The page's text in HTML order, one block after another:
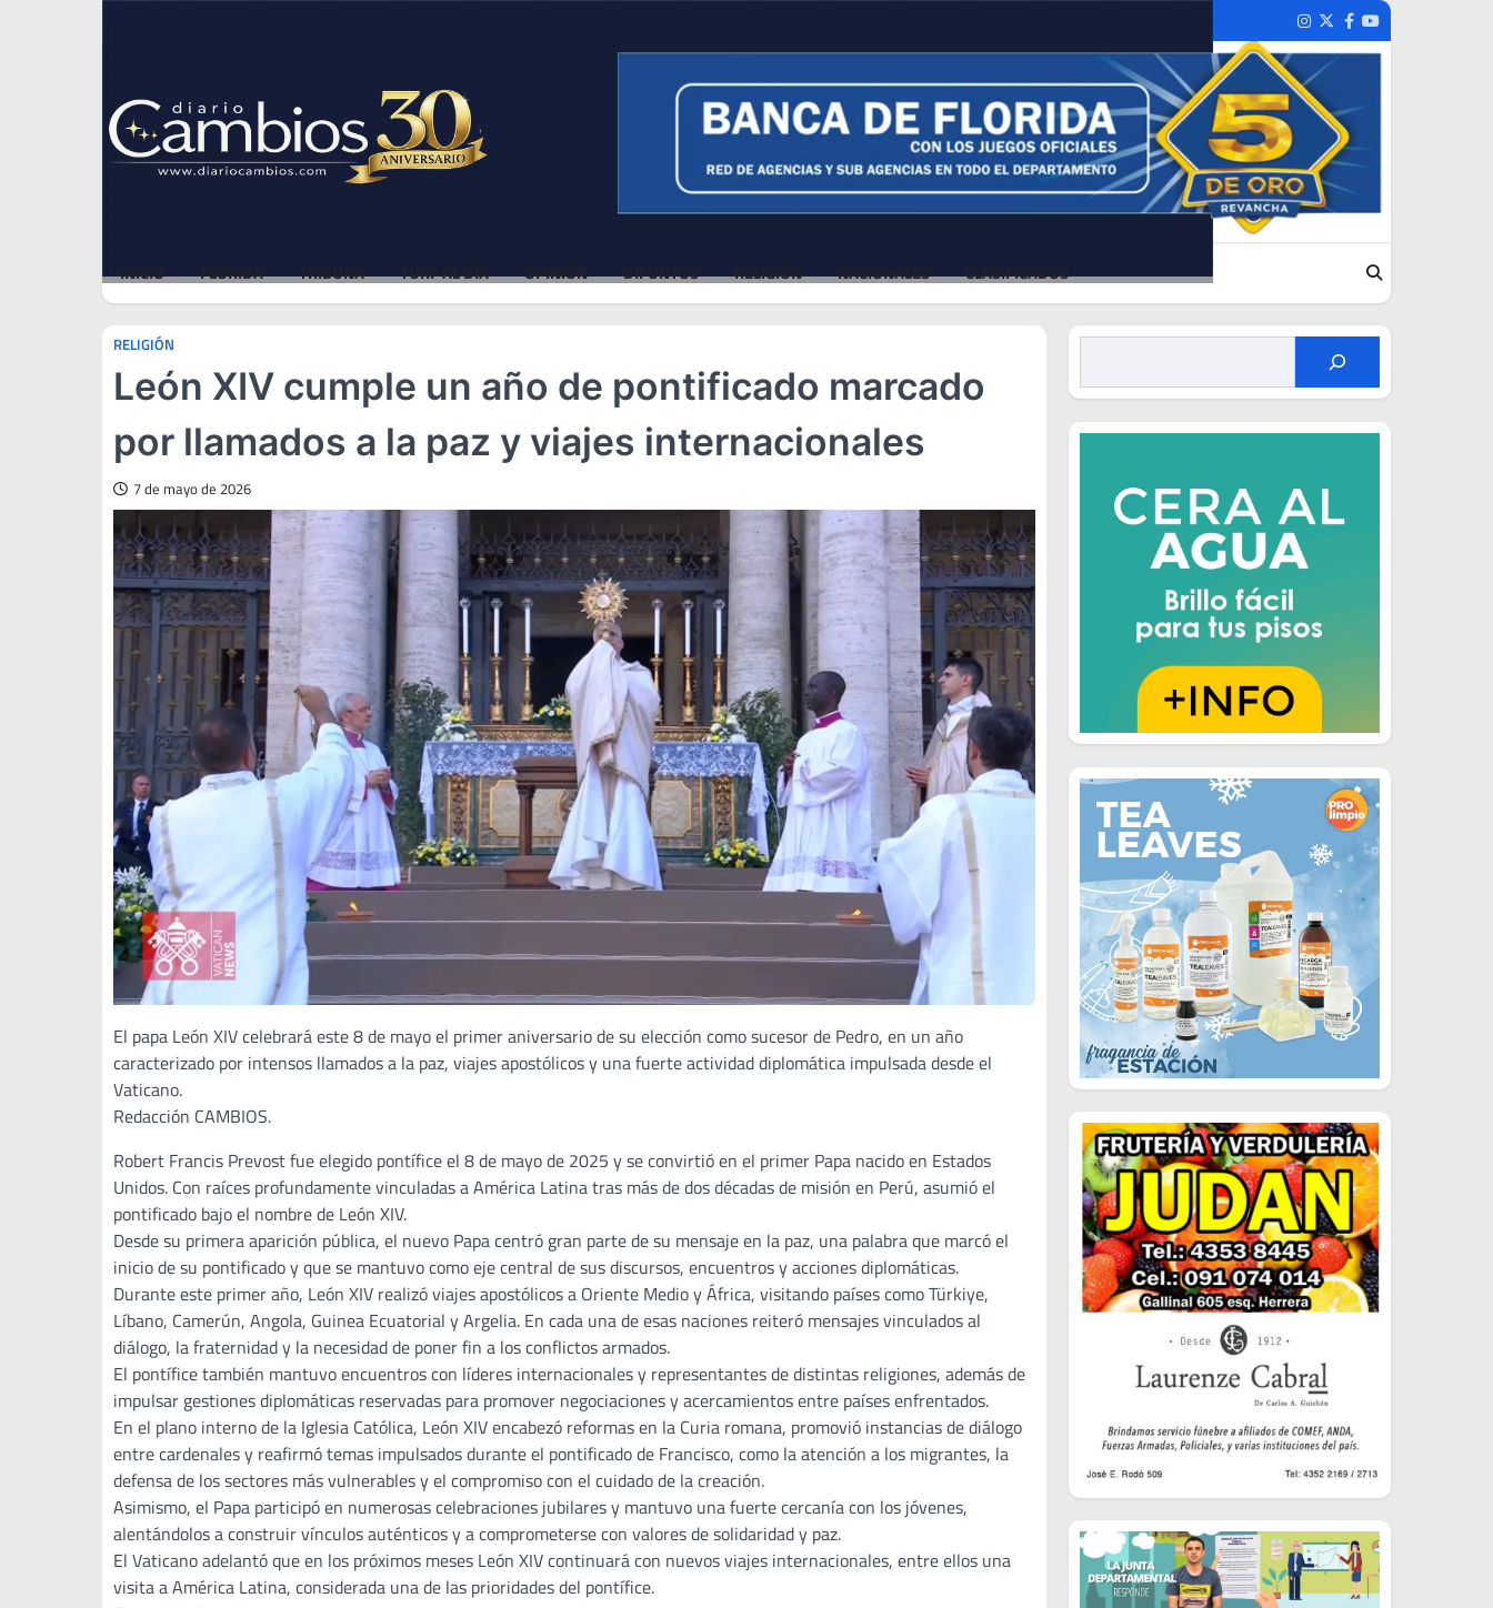
Instagram
TwitterFacebook
Youtube
INICIO FLORIDA TRIBUNA TURF AL DÍA OPINIÓN DIFUNTOS RELIGIÓN NACIONALES CLASIFICADOS
RELIGIÓN
León XIV cumple un año de pontificado marcado
por llamados a la paz y viajes internacionales
7 de mayo de 2026
El papa León XIV celebrará este 8 de mayo el primer aniversario de su elección como sucesor de Pedro, en un año
caracterizado por intensos llamados a la paz, viajes apostólicos y una fuerte actividad diplomática impulsada desde el
Vaticano.
Redacción CAMBIOS.
Robert Francis Prevost fue elegido pontífice el 8 de mayo de 2025 y se convirtió en el primer Papa nacido en Estados
Unidos. Con raíces profundamente vinculadas a América Latina tras más de dos décadas de misión en Perú, asumió el
pontificado bajo el nombre de León XIV.
Desde su primera aparición pública, el nuevo Papa centró gran parte de su mensaje en la paz, una palabra que marcó el
inicio de su pontificado y que se mantuvo como eje central de sus discursos, encuentros y acciones diplomáticas.
Durante este primer año, León XIV realizó viajes apostólicos a Oriente Medio y África, visitando países como Türkiye,
Líbano, Camerún, Angola, Guinea Ecuatorial y Argelia. En cada una de esas naciones reiteró mensajes vinculados al
diálogo, la fraternidad y la necesidad de poner fin a los conflictos armados.
El pontífice también mantuvo encuentros con líderes internacionales y representantes de distintas religiones, además de
impulsar gestiones diplomáticas reservadas para promover negociaciones y acercamientos entre países enfrentados.
En el plano interno de la Iglesia Católica, León XIV encabezó reformas en la Curia romana, promovió instancias de diálogo
entre cardenales y reafirmó temas impulsados durante el pontificado de Francisco, como la atención a los migrantes, la
defensa de los sectores más vulnerables y el compromiso con el cuidado de la creación.
Asimismo, el Papa participó en numerosas celebraciones jubilares y mantuvo una fuerte cercanía con los jóvenes,
alentándolos a construir vínculos auténticos y a comprometerse con valores de solidaridad y paz.
El Vaticano adelantó que en los próximos meses León XIV continuará con nuevos viajes internacionales, entre ellos una
visita a América Latina, considerada una de las prioridades del pontífice.